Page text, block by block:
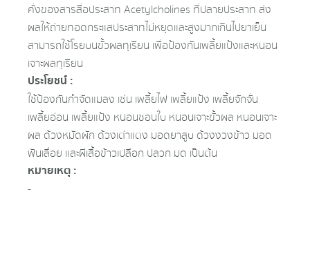
คั่งของสารสื่อประสาท Acetylcholines ที่ปลายประสาท ส่ง
ผลให้ถ่ายทอดกระแสประสาทไม่หยุดและสูงมากเกินไปยาเย็น
สามารถใช้โรยบนขั้วผลทุเรียน เพื่อป้องกันเพลี้ยแป้งและหนอน
เจาะผลทุเรียน
ประโยชน์ :
ใช้ป้องกันกำจัดแมลง เช่น เพลี้ยไฟ เพลี้ยแป้ง เพลี้ยจักจั่น
เพลี้ยอ่อน เพลี้ยแป้ง หนอนชอนใบ หนอนเจาะขั้วผล หนอนเจาะ
ผล ด้วงหมัดผัก ด้วงเต่าแตง มอดยาสูบ ด้วงงวงข้าว มอด
ฟันเลื่อย และผีเสื้อข้าวเปลือก ปลวก มด เป็นต้น
หมายเหตุ :
-